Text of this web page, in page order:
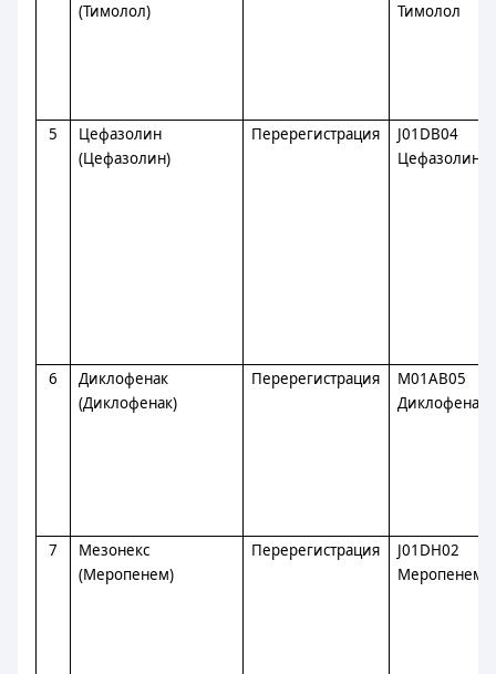
(Тимолол)
Тимолол
5
Цефазолин
(Цефазолин)
Перерегистрация
J01DB04
Цефазолин
6
Диклофенак
(Диклофенак)
Перерегистрация
M01AB05
Диклофенак
7
Мезонекс
(Меропенем)
Перерегистрация
J01DH02
Меропенем